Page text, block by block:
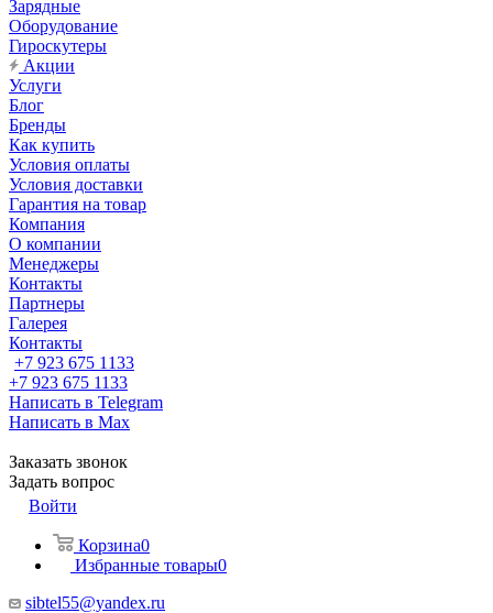
Зарядные
Оборудование
Гироскутеры
Акции
Услуги
Блог
Бренды
Как купить
Условия оплаты
Условия доставки
Гарантия на товар
Компания
О компании
Менеджеры
Контакты
Партнеры
Галерея
Контакты
+7 923 675 1133
+7 923 675 1133
Написать в Telegram
Написать в Max
Заказать звонок
Задать вопрос
Войти
Корзина0
Избранные товары0
sibtel55@yandex.ru